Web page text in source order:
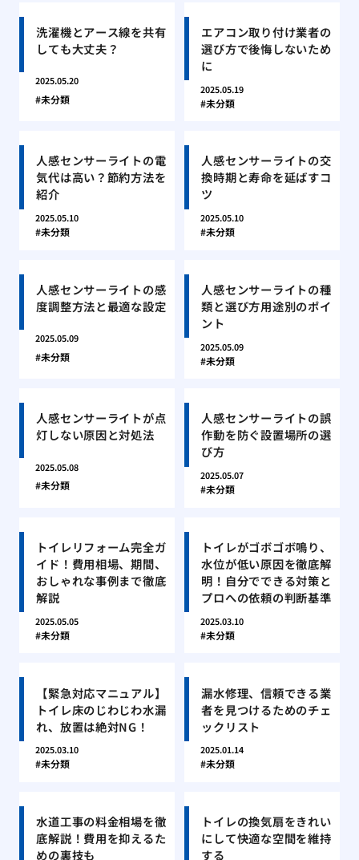
洗濯機とアース線を共有
しても大丈夫？
2025.05.20
未分類
エアコン取り付け業者の
選び方で後悔しないため
に
2025.05.19
未分類
人感センサーライトの電
気代は高い？節約方法を
紹介
2025.05.10
未分類
人感センサーライトの交
換時期と寿命を延ばすコ
ツ
2025.05.10
未分類
人感センサーライトの感
度調整方法と最適な設定
2025.05.09
未分類
人感センサーライトの種
類と選び方用途別のポイ
ント
2025.05.09
未分類
人感センサーライトが点
灯しない原因と対処法
2025.05.08
未分類
人感センサーライトの誤
作動を防ぐ設置場所の選
び方
2025.05.07
未分類
トイレリフォーム完全ガ
イド！費用相場、期間、
おしゃれな事例まで徹底
解説
2025.05.05
未分類
トイレがゴボゴボ鳴り、
水位が低い原因を徹底解
明！自分でできる対策と
プロへの依頼の判断基準
2025.03.10
未分類
【緊急対応マニュアル】
トイレ床のじわじわ水漏
れ、放置は絶対NG！
2025.03.10
未分類
漏水修理、信頼できる業
者を見つけるためのチェ
ックリスト
2025.01.14
未分類
水道工事の料金相場を徹
底解説！費用を抑えるた
めの裏技も
トイレの換気扇をきれい
にして快適な空間を維持
する